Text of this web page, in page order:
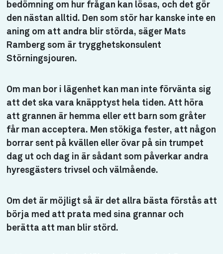
bedömning om hur frågan kan lösas, och det gör
den nästan alltid. Den som stör har kanske inte en
aning om att andra blir störda, säger Mats
Ramberg som är trygghetskonsulent
Störningsjouren.
Om man bor i lägenhet kan man inte förvänta sig
att det ska vara knäpptyst hela tiden. Att höra
att grannen är hemma eller ett barn som gråter
får man acceptera. Men stökiga fester, att någon
borrar sent på kvällen eller övar på sin trumpet
dag ut och dag in är sådant som påverkar andra
hyresgästers trivsel och välmående.
Om det är möjligt så är det allra bästa förstås att
börja med att prata med sina grannar och
berätta att man blir störd.